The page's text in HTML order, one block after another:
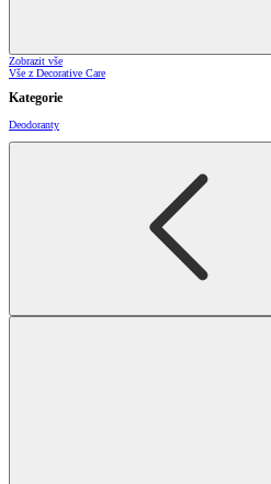
Zobrazit vše
Vše z Decorative Care
Kategorie
Deodoranty